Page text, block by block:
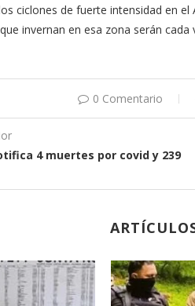
ciclones de fuerte intensidad en
invernan en esa zona serán cada
0 Comentario
4 muertes por covid y 239